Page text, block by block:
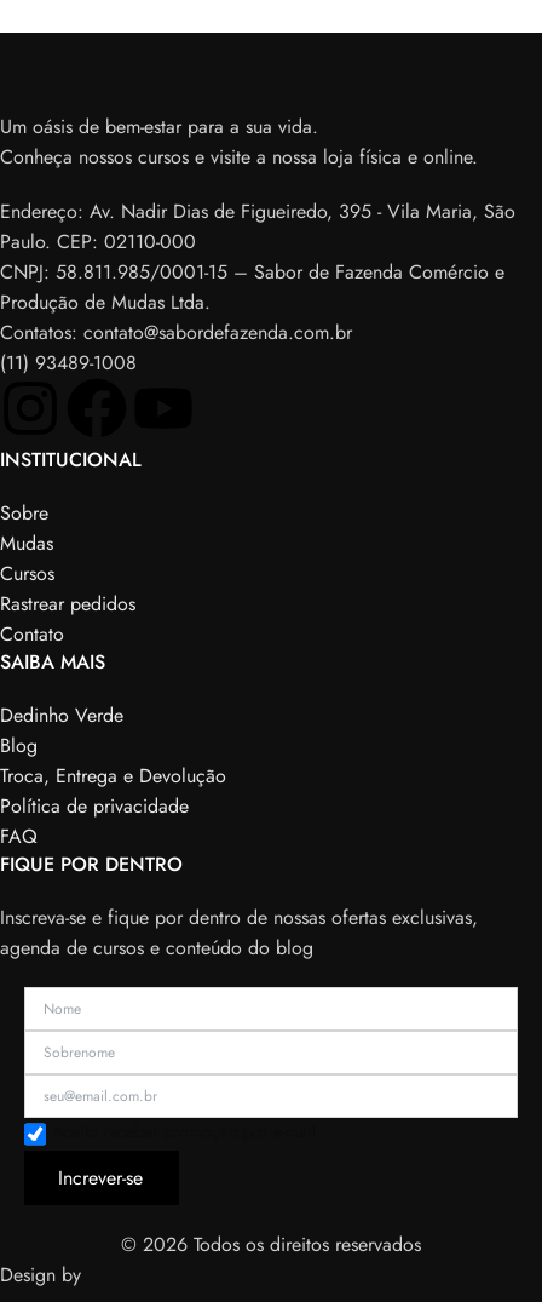
Um oásis de bem-estar para a sua vida.
Conheça nossos cursos e visite a nossa loja física e online.
Endereço: Av. Nadir Dias de Figueiredo, 395 - Vila Maria, São
Paulo. CEP: 02110-000
CNPJ: 58.811.985/0001-15 – Sabor de Fazenda Comércio e
Produção de Mudas Ltda.
Contatos: contato@sabordefazenda.com.br
(11) 93489-1008
INSTITUCIONAL
Sobre
Mudas
Cursos
Rastrear pedidos
Contato
SAIBA MAIS
Dedinho Verde
Blog
Troca, Entrega e Devolução
Política de privacidade
FAQ
FIQUE POR DENTRO
Inscreva-se e fique por dentro de nossas ofertas exclusivas,
agenda de cursos e conteúdo do blog
Increver-se
© 2026 Todos os direitos reservados
Design by